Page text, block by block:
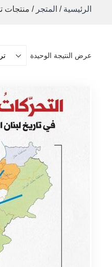
الرئيسية / المتجر / منتجات
عرض النتيجة الوحيدة